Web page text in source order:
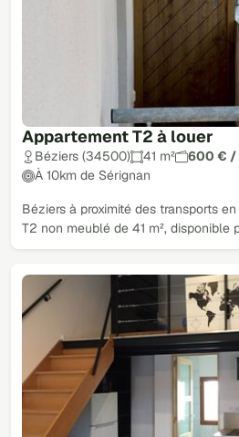
Appartement T2 à louer
Béziers (34500) 41 m²
600 € /
À 10km de Sérignan
Béziers à proximité des transports
T2 non meublé de 41 m², disponible